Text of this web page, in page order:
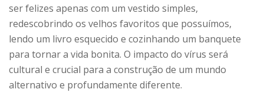
ser felizes apenas com um vestido simples,
redescobrindo os velhos favoritos que possuímos,
lendo um livro esquecido e cozinhando um banquete
para tornar a vida bonita. O impacto do vírus será
cultural e crucial para a construção de um mundo
alternativo e profundamente diferente.